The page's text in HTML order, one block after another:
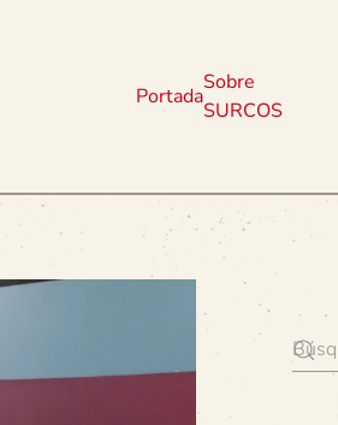
Portada
Sobre
SURCOS